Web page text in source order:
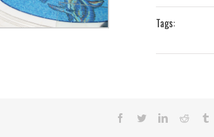
Tags:
Facebook
TwitterLinkedinReddit